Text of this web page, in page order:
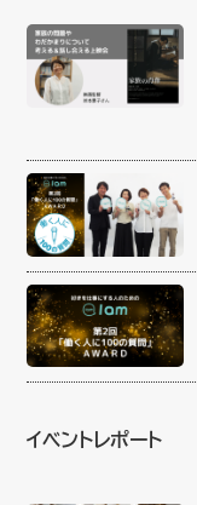
イベントレポート